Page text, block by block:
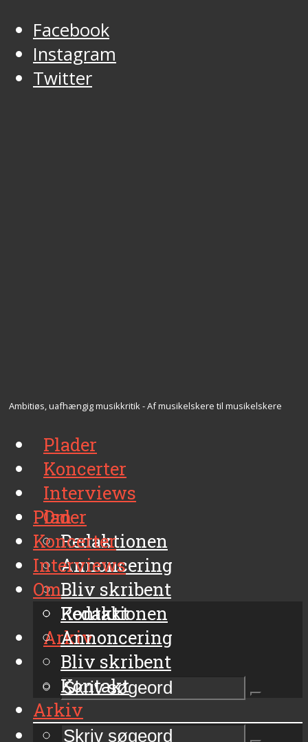
Facebook
Instagram
Twitter
Ambitiøs, uafhængig musikkritik - Af musikelskere til musikelskere
Plader
Koncerter
Interviews
Om
Redaktionen
Annoncering
Bliv skribent
Kontakt
Arkiv
Plader
Koncerter
Interviews
Om
Redaktionen
Annoncering
Bliv skribent
Kontakt
Arkiv